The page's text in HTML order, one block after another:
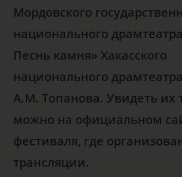
Мордовского
национального
Песнь камня» Хакасского
национального
А.М. Топанова. Увидеть их
можно на официальном
фестиваля, где
трансляции.